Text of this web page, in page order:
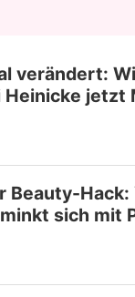
verändert:
Heinicke jetzt
Beauty-Hack:
sich mit